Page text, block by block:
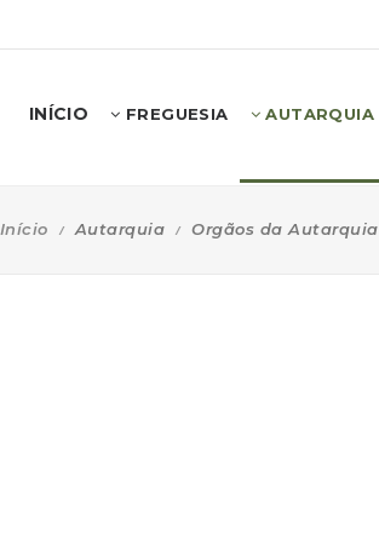
INÍCIO FREGUESIA AUTARQUIA
Início Autarquia Orgãos da Autarquia